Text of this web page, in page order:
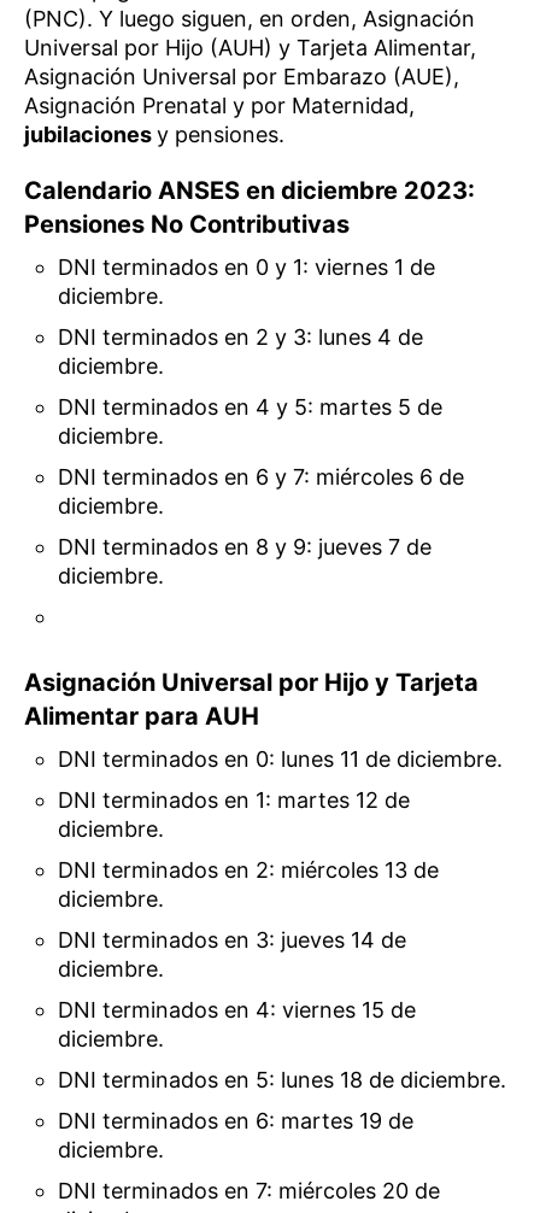
(PNC). Y luego siguen, en orden, Asignación
Universal por Hijo (AUH) y Tarjeta Alimentar,
Asignación Universal por Embarazo (AUE),
Asignación Prenatal y por Maternidad,
jubilacionesy pensiones.
Calendario ANSES en diciembre 2023:
Pensiones No Contributivas
DNI terminados en 0 y 1: viernes 1 de
diciembre.
DNI terminados en 2 y 3: lunes 4 de
diciembre.
DNI terminados en 4 y 5: martes 5 de
diciembre.
DNI terminados en 6 y 7: miércoles 6 de
diciembre.
DNI terminados en 8 y 9: jueves 7 de
diciembre.
Asignación Universal por Hijo y Tarjeta
Alimentar para AUH
DNI terminados en 0: lunes 11 de diciembre.
DNI terminados en 1: martes 12 de
diciembre.
DNI terminados en 2: miércoles 13 de
diciembre.
DNI terminados en 3: jueves 14 de
diciembre.
DNI terminados en 4: viernes 15 de
diciembre.
DNI terminados en 5: lunes 18 de diciembre.
DNI terminados en 6: martes 19 de
diciembre.
DNI terminados en 7: miércoles 20 de